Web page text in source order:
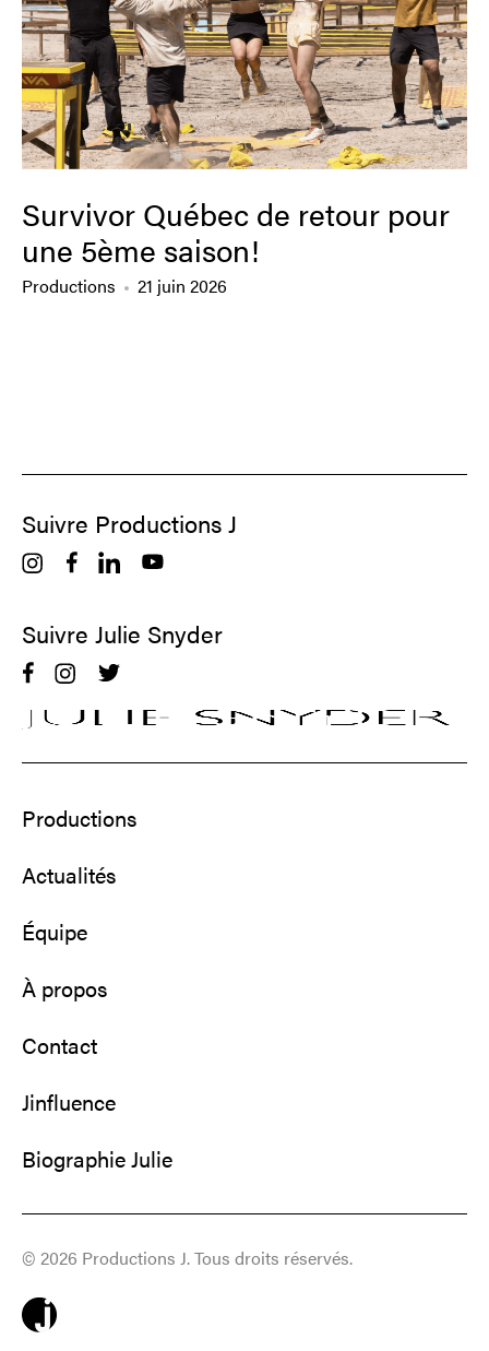
Survivor Québec de retour pour
une 5ème saison!
Productions 21 juin 2026
Suivre Productions J
Suivre Julie Snyder
Productions
Actualités
Équipe
À propos
Contact
Jinfluence
Biographie Julie
© 2026 Productions J. Tous droits réservés.